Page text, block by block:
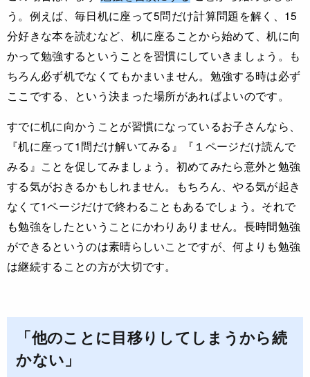
う。例えば、毎日机に座って5問だけ計算問題を解く、15
分好きな本を読むなど、机に座ることから始めて、机に向
かって勉強するということを習慣にしていきましょう。も
ちろん必ず机でなくてもかまいません。勉強する時は必ず
ここでする、という決まった場所があればよいのです。
すでに机に向かうことが習慣になっているお子さんなら、
『机に座って1問だけ解いてみる』『１ページだけ読んで
みる』ことを促してみましょう。初めてみたら意外と勉強
する気がおきるかもしれません。もちろん、やる気が起き
なくて1ページだけで終わることもあるでしょう。それで
も勉強をしたということにかわりありません。長時間勉強
ができるというのは素晴らしいことですが、何よりも勉強
は継続することの方が大切です。
「他のことに目移りしてしまうから続
かない」